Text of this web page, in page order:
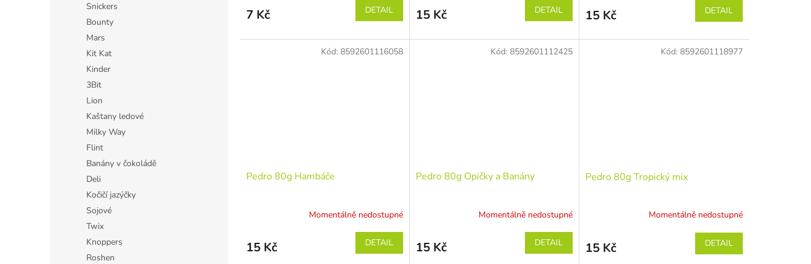
Snickers
Bounty
Mars
Kit Kat
Kinder
3Bit
Lion
Kaštany ledové
Milky Way
Flint
Banány v čokoládě
Deli
Kočičí jazýčky
Sojové
Twix
Knoppers
Roshen
7 Kč DETAIL 15 Kč DETAIL 15 Kč DETAIL
Pedro 80g Hambáče
Momentálně nedostupné
15 Kč DETAIL
Kód: 8592601116058
Pedro 80g Opičky a Banány
Momentálně nedostupné
15 Kč DETAIL
Kód: 8592601112425
Pedro 80g Tropický mix
Momentálně nedostupné
15 Kč DETAIL
Kód: 8592601118977